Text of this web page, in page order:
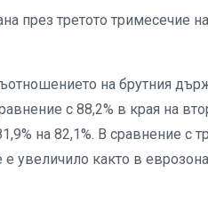
през третото тримесечие
на брутния
с 88,2% в края на
на 82,1%. В сравнение с
както в